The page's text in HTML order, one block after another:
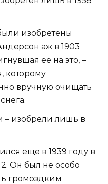
изобретены
аж в 1903
ее на это, –
которому
вручную очищать
– изобрели лишь в
еще в 1939 году в
Он был не особо
громоздким